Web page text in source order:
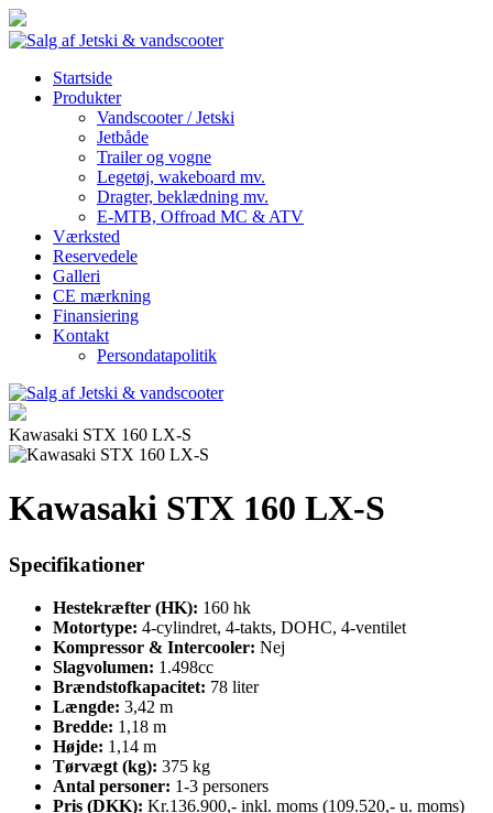
Startside
Produkter
Vandscooter / Jetski
Jetbåde
Trailer og vogne
Legetøj, wakeboard mv.
Dragter, beklædning mv.
E-MTB, Offroad MC & ATV
Værksted
Reservedele
Galleri
CE mærkning
Finansiering
Kontakt
Persondatapolitik
Kawasaki STX 160 LX-S
Kawasaki STX 160 LX-S
Specifikationer
Hestekræfter (HK): 160 hk
Motortype: 4-cylindret, 4-takts, DOHC, 4-ventilet
Kompressor & Intercooler: Nej
Slagvolumen: 1.498cc
Brændstofkapacitet: 78 liter
Længde: 3,42 m
Bredde: 1,18 m
Højde: 1,14 m
Tørvægt (kg): 375 kg
Antal personer: 1-3 personers
Pris (DKK): Kr.136.900,- inkl. moms (109.520,- u. moms)